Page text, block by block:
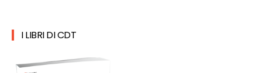
I LIBRI DI CDT